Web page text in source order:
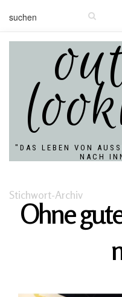
"DAS LEBEN VON
ACH
Stichwort-Archiv
Ohne